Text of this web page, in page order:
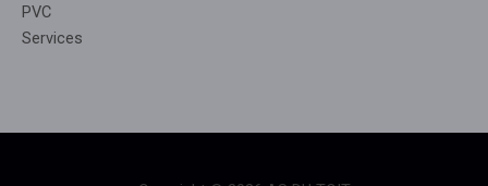
PVC
Services